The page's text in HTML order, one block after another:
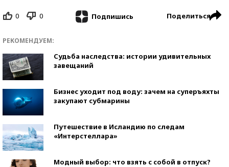
0 0 Подпишись Поделиться
РЕКОМЕНДУЕМ:
Судьба наследства: истории удивительных
завещаний
Бизнес уходит под воду: зачем на суперъяхты
закупают субмарины
Путешествие в Исландию по следам
«Интерстеллара»
Модный выбор: что взять с собой в отпуск?